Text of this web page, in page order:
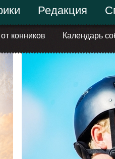
конников Календарь
Редакция